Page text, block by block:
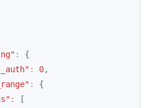
:
{
: 0,
:
{
:
[